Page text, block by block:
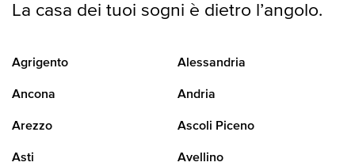
La casa dei tuoi sogni è dietro l’angolo.
Agrigento Alessandria
Ancona Andria
Arezzo Ascoli Piceno
Asti Avellino